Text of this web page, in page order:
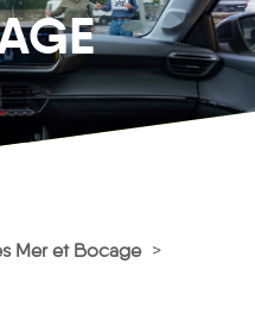
Mer et Bocage